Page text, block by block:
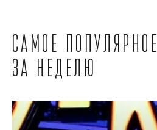
Самое популярное
за неделю